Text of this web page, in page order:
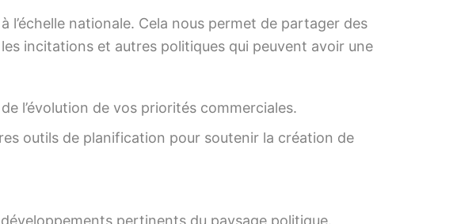
nationale. Cela nous permet de partager des
incitations et autres politiques qui peuvent avoir une
l’évolution de vos priorités commerciales.
outils de planification pour soutenir la création de
pertinents du paysage politique.